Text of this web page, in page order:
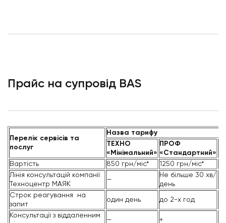
Прайс на супровід BAS
Перелік сервісів та
послуг
Назва тарифу
ТЕХНО
«Мінімальний»
ПРОФ
«Стандартний»
Вартість
850 грн/міс* 1250 грн/міс*
Лінія консультацій компанії
Техноцентр МАЯК
—
Не більше 30 хв/
день
Строк реагування на
запит
один день до 2-х год
Консультації з віддаленним
— +